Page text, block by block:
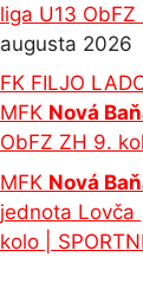
liga U13
augusta 2026
FK FILJO
MFK Nová
ObFZ ZH 9.
MFK Nová
jednota Lovča
kolo |